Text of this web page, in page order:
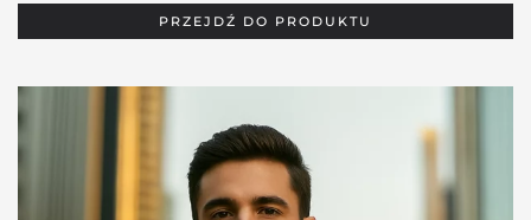
PRZEJDŹ DO PRODUKTU